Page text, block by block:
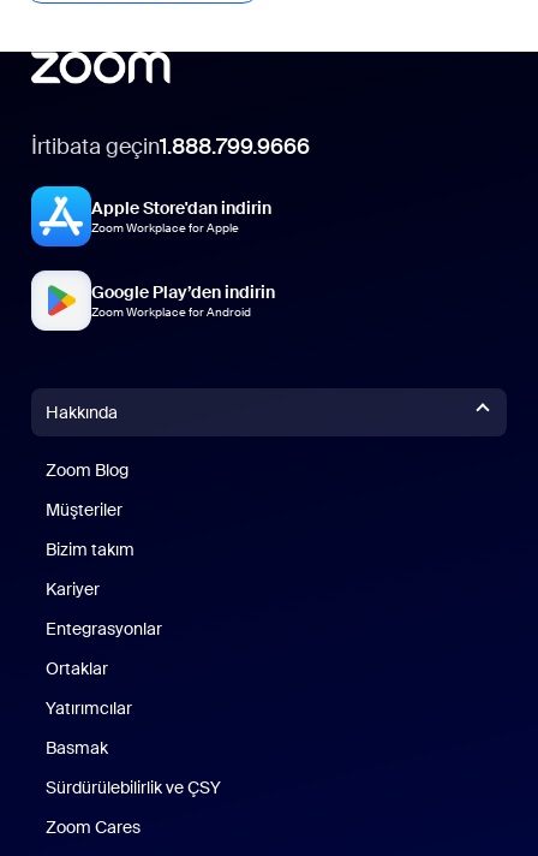
İrtibata geçin1.888.799.9666
Apple Store'dan indirin
Zoom Workplace for Apple
Google Play’den indirin
Zoom Workplace for Android
Hakkında
Zoom Blog
Müşteriler
Bizim takım
Kariyer
Entegrasyonlar
Ortaklar
Yatırımcılar
Basmak
Sürdürülebilirlik ve ÇSY
Zoom Cares